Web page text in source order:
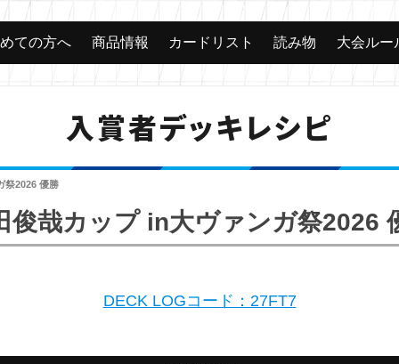
ての方へ 商品情報 カードリスト 読み物 大会ルー
入賞者デッキレシピ
祭2026 優勝
俊哉カップ in大ヴァンガ祭2026
DECK LOGコード：27FT7